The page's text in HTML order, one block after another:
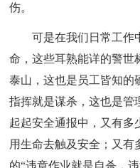
伤。
可是在我们日常工作
命，这些耳熟能详的警世
泰山，这也是员工皆知的
指挥就是谋杀，这也是管
起起安全通报中，又有多
用生命去触及安全；又有
的“违章作业就是自杀，